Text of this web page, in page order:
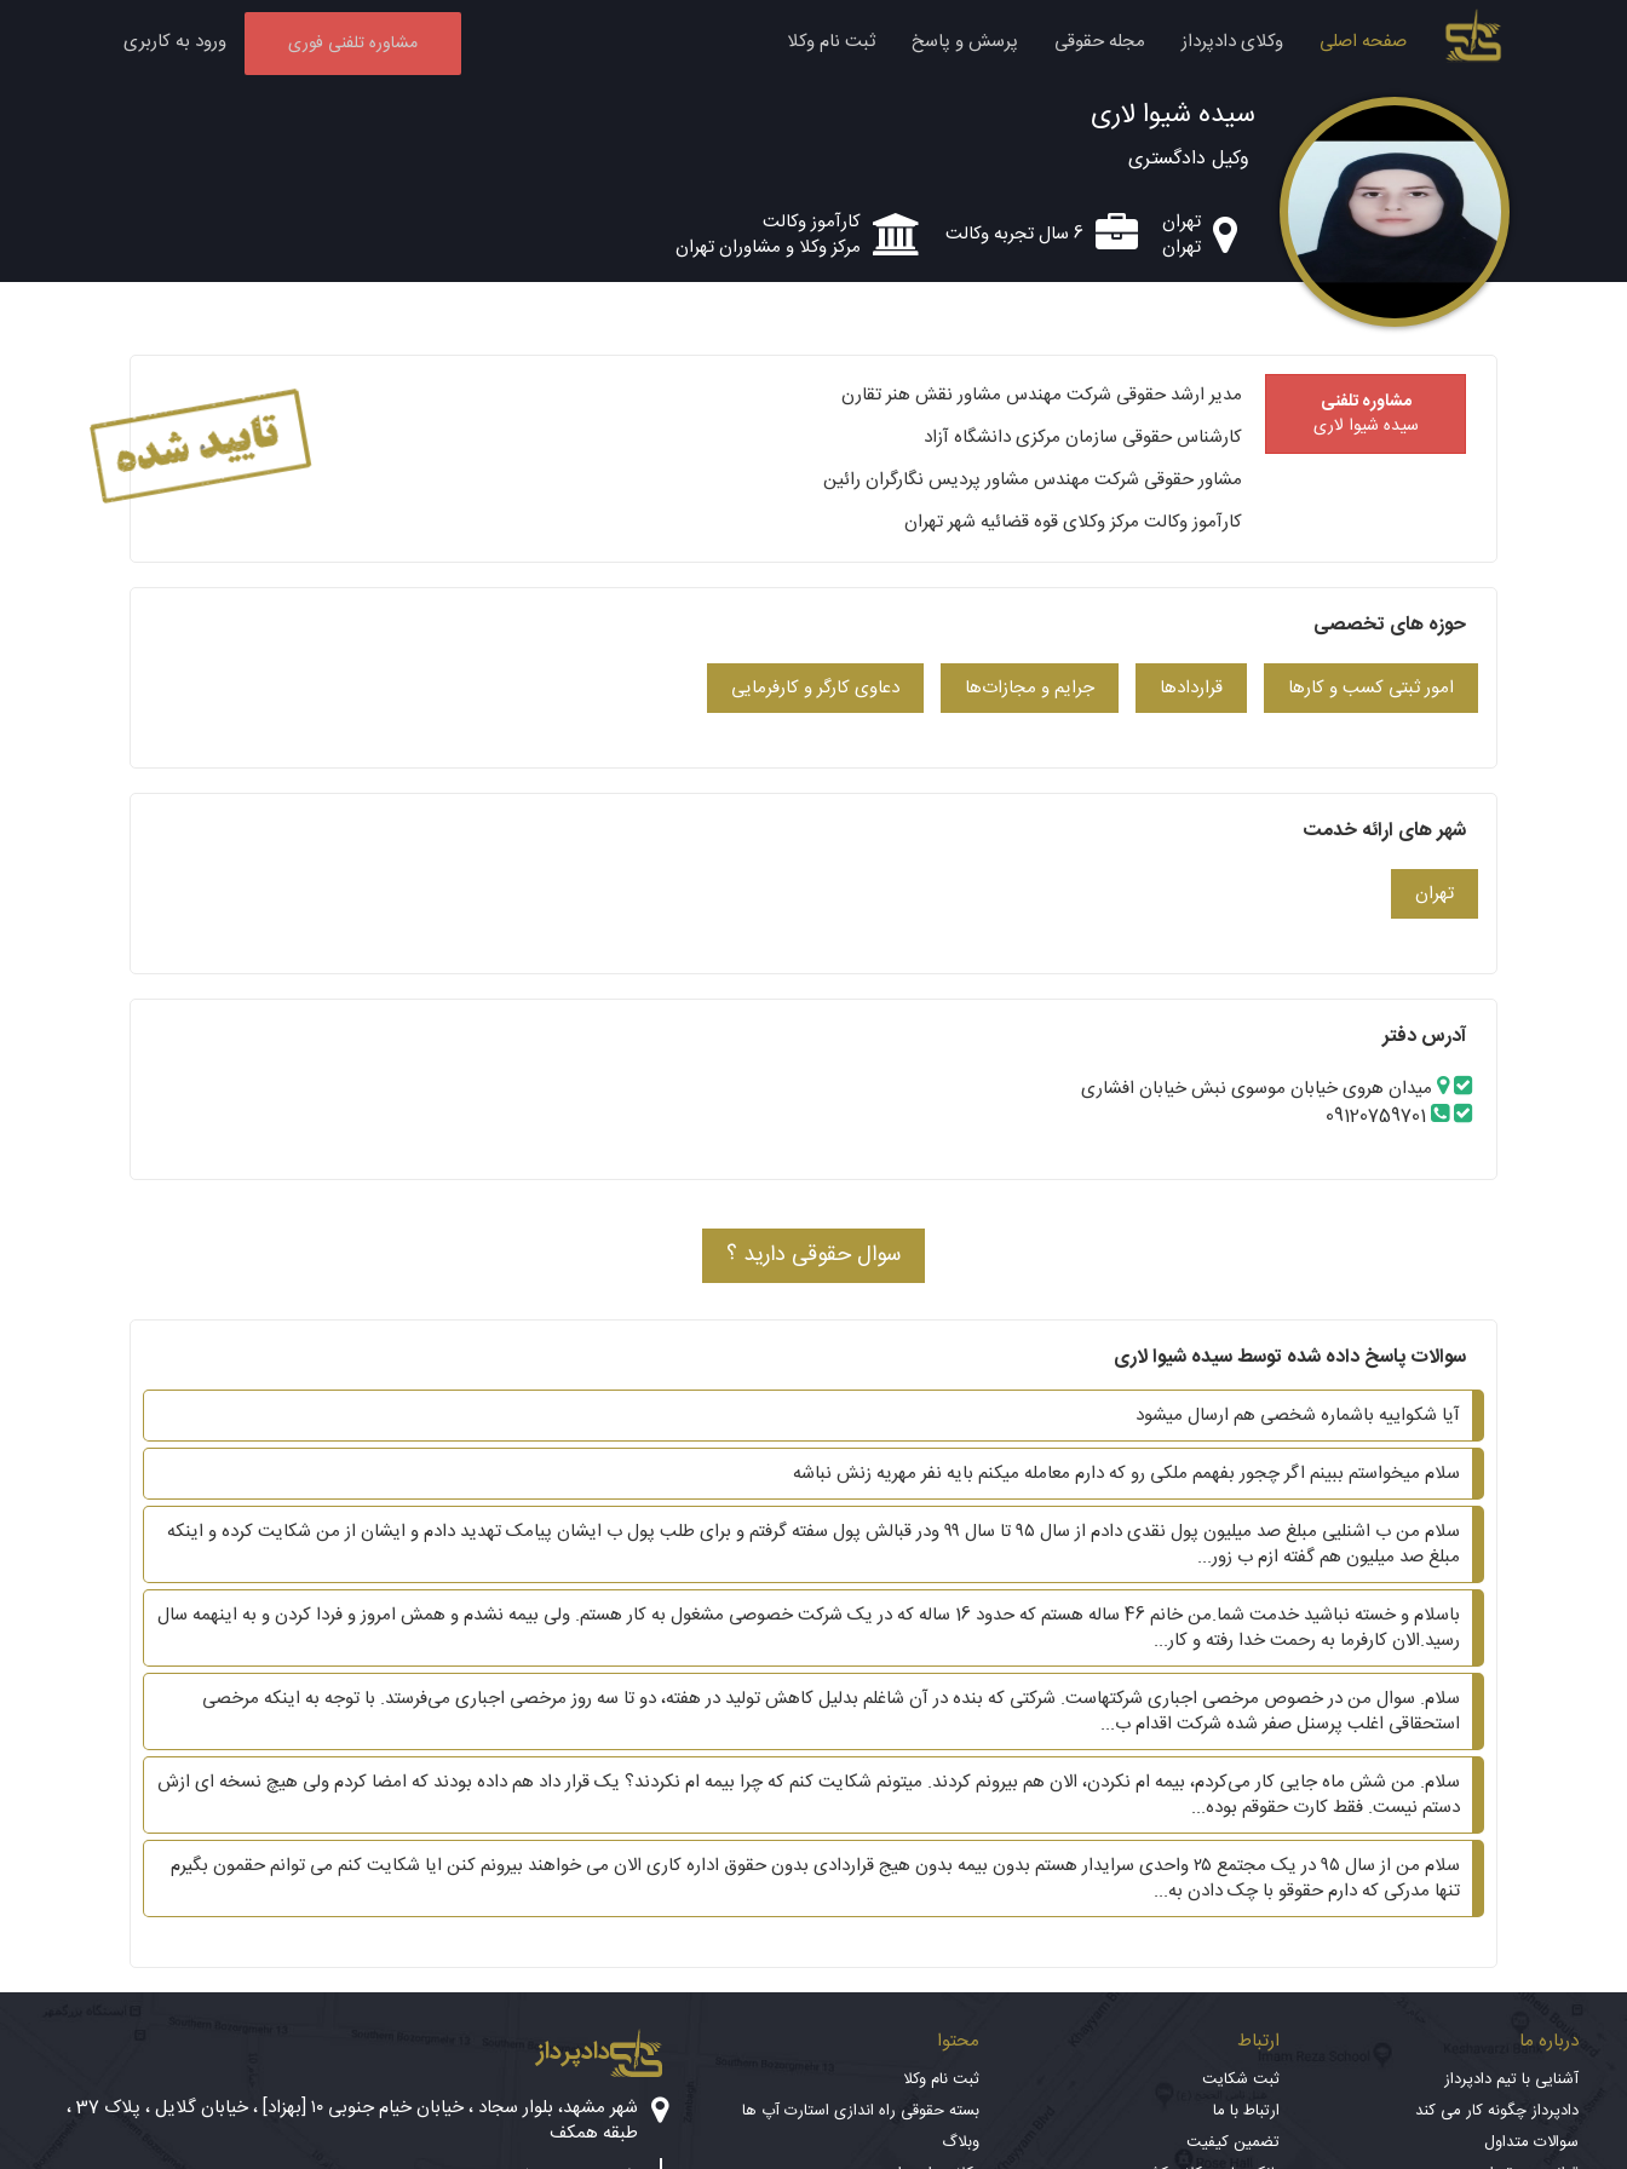
صفحه اصلی وکلای دادپرداز مجله حقوقی پرسش و پاسخ ثبت نام وکلا مشاوره تلفنی فوری ورود به کاربری
سیده شیوا لاری
وکیل دادگستری
تهران
تهران
6 سال تجربه وکالت
کارآموز وکالت
مرکز وکلا و مشاوران تهران
مشاوره تلفنی
سیده شیوا لاری
مدیر ارشد حقوقی شرکت مهندس مشاور نقش هنر تقارن
کارشناس حقوقی سازمان مرکزی دانشگاه آزاد
مشاور حقوقی شرکت مهندس مشاور پردیس نگارگران رائین
کارآموز وکالت مرکز وکلای قوه قضائیه شهر تهران
حوزه های تخصصی
امور ثبتی کسب و کارها قراردادها جرایم و مجازات‌ها دعاوی کارگر و کارفرمایی
شهر های ارائه خدمت
تهران
آدرس دفتر
میدان هروی خیابان موسوی نبش خیابان افشاری
09120759701
سوال حقوقی دارید ؟
سوالات پاسخ داده شده توسط سیده شیوا لاری
آیا شکواییه‌ باشماره شخصی هم ارسال میشود
سلام میخواستم ببینم اگر چجور بفهمم ملکی رو که دارم معامله میکنم بایه نفر مهریه زنش نباشه
سلام من ب اشنلیی مبلغ صد میلیون پول نقدی دادم از سال ۹۵ تا سال ۹۹ ودر قبالش پول سفته گرفتم و برای طلب پول ب ایشان پیامک تهدید دادم و ایشان از من شکایت کرده و اینکه
مبلغ صد میلیون هم گفته ازم ب زور...
باسلام و خسته نباشید خدمت شما.من خانم 46 ساله هستم که حدود 16 ساله که در یک شرکت خصوصی مشغول به کار هستم. ولی بیمه نشدم و همش امروز و فردا کردن و به اینهمه سال
رسید.الان کارفرما به رحمت خدا رفته و کار...
سلام. سوال من در خصوص مرخصی اجباری شرکتهاست. شرکتی که بنده در آن شاغلم بدلیل کاهش تولید در هفته، دو تا سه روز مرخصی اجباری می‌فرستد. با توجه به اینکه مرخصی
استحقاقی اغلب پرسنل صفر شده شرکت اقدام ب...
سلام. من شش ماه جایی کار می‌کردم، بیمه ام نکردن، الان هم بیرونم کردند. میتونم شکایت کنم که چرا بیمه ام نکردند؟ یک قرار داد هم داده بودند که امضا کردم ولی هیچ نسخه ای ازش
دستم نیست. فقط کارت حقوقم بوده...
سلام من از سال ۹۵ در یک مجتمع ۲۵ واحدی سرایدار هستم بدون بیمه بدون هیج قراردادی بدون حقوق اداره کاری الان می خواهند بیرونم کنن ایا شکایت کنم می توانم حقمون بگیرم
تنها مدرکی که دارم حقوقو با چک دادن به...
درباره ما
آشنایی با تیم دادپرداز
دادپرداز چگونه کار می کند
سوالات متداول
ارتباط
ثبت شکایت
ارتباط با ما
تضمین کیفیت
محتوا
ثبت نام وکلا
بسته حقوقی راه اندازی استارت آپ ها
وبلاگ
دادپرداز
شهر مشهد، بلوار سجاد ، خیابان خیام جنوبی ۱۰ [بهزاد] ، خیابان گلایل ، پلاک 37 ،
طبقه همکف